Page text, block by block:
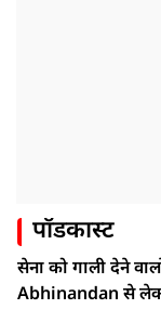
पॉडकास्ट
सेना को गाली देने
Abhinandan से